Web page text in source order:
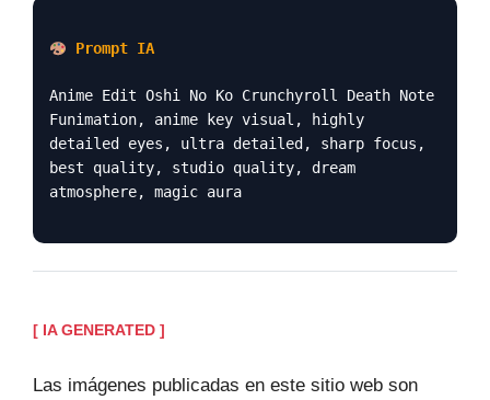
Prompt IA
Anime Edit Oshi No Ko Crunchyroll Death Note
Funimation, anime key visual, highly
detailed eyes, ultra detailed, sharp focus,
best quality, studio quality, dream
atmosphere, magic aura
[ IA GENERATED ]
Las imágenes publicadas en este sitio web son